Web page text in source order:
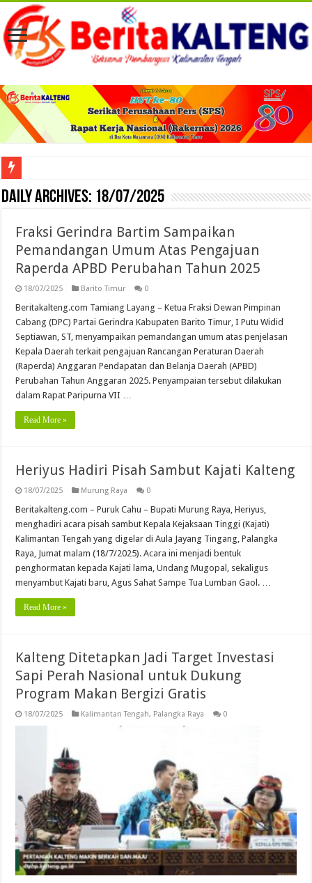
Viral! Selama Dua Bulan Lebih Siltap Serta Tunjangan Pemdes dan BPD di
Daily Archives: 18/07/2025
Fraksi Gerindra Bartim Sampaikan
Pemandangan Umum Atas Pengajuan
Raperda APBD Perubahan Tahun 2025
18/07/2025 Barito Timur 0
Beritakalteng.com Tamiang Layang – Ketua Fraksi Dewan Pimpinan
Cabang (DPC) Partai Gerindra Kabupaten Barito Timur, I Putu Widid
Septiawan, ST, menyampaikan pemandangan umum atas penjelasan
Kepala Daerah terkait pengajuan Rancangan Peraturan Daerah
(Raperda) Anggaran Pendapatan dan Belanja Daerah (APBD)
Perubahan Tahun Anggaran 2025. Penyampaian tersebut dilakukan
dalam Rapat Paripurna VII …
Read More »
Heriyus Hadiri Pisah Sambut Kajati Kalteng
18/07/2025 Murung Raya 0
Beritakalteng.com – Puruk Cahu – Bupati Murung Raya, Heriyus,
menghadiri acara pisah sambut Kepala Kejaksaan Tinggi (Kajati)
Kalimantan Tengah yang digelar di Aula Jayang Tingang, Palangka
Raya, Jumat malam (18/7/2025). Acara ini menjadi bentuk
penghormatan kepada Kajati lama, Undang Mugopal, sekaligus
menyambut Kajati baru, Agus Sahat Sampe Tua Lumban Gaol. …
Read More »
Kalteng Ditetapkan Jadi Target Investasi
Sapi Perah Nasional untuk Dukung
Program Makan Bergizi Gratis
18/07/2025 Kalimantan Tengah, Palangka Raya 0